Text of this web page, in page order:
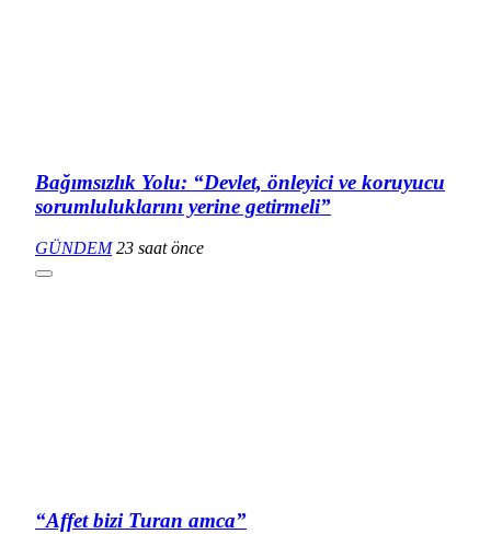
Bağımsızlık Yolu: “Devlet, önleyici ve koruyucu
sorumluluklarını yerine getirmeli”
GÜNDEM 23 saat önce
“Affet bizi Turan amca”